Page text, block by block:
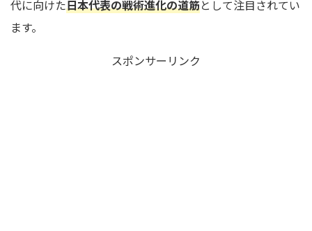
代に向けた日本代表の戦術進化の道筋として注目されてい
ます。
スポンサーリンク